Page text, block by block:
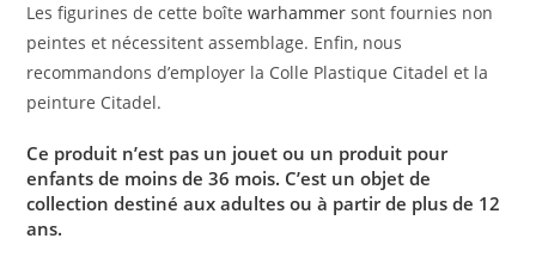
Les figurines de cette boîtewarhammer sont fournies non
peintes et nécessitent assemblage. Enfin, nous
recommandons d’employer la Colle Plastique Citadel et la
peinture Citadel.
Ce produit n’est pas un jouet ou un produit pour
enfants de moins de 36 mois. C’est un objet de
collection destiné aux adultes ou à partir de plus de 12
ans.